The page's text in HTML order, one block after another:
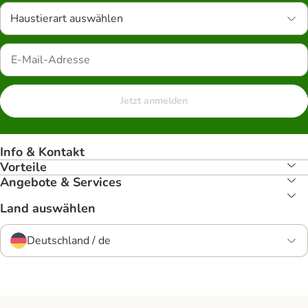
Haustierart auswählen
Jetzt anmelden
Info & Kontakt
Vorteile
Angebote & Services
Land auswählen
Deutschland / de